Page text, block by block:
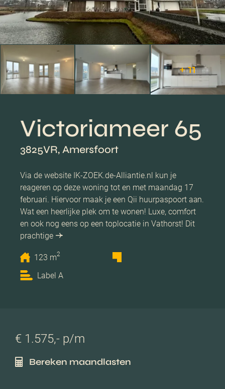
+ 11
Victoriameer 65
3825VR, Amersfoort
Via de website IK-ZOEK.de-Alliantie.nl kun je
reageren op deze woning tot en met maandag 17
februari. Hiervoor maak je een Qii huurpaspoort aan.
Wat een heerlijke plek om te wonen! Luxe, comfort
en ook nog eens op een toplocatie in Vathorst! Dit
prachtige
123 m2
Label A
€ 1.575,- p/m
Bereken maandlasten